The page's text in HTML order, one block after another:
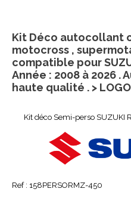
Kit déco Semi-perso
Ref : 158PERSORMZ-450
Kit Déco autocollant
motocross ,
compatible pour
Année : 2008 à 2026 .
haute qualité . > LOGO